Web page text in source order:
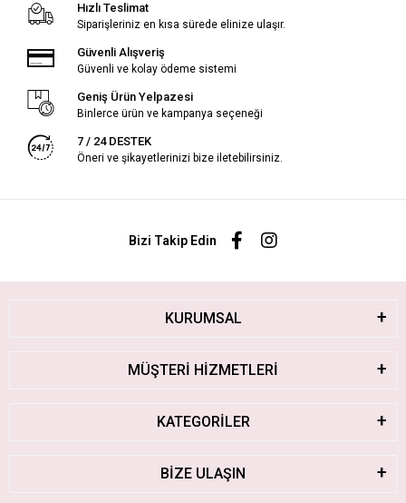
Hızlı Teslimat
Siparişleriniz en kısa sürede elinize ulaşır.
Güvenli Alışveriş
Güvenli ve kolay ödeme sistemi
Geniş Ürün Yelpazesi
Binlerce ürün ve kampanya seçeneği
7 / 24 DESTEK
Öneri ve şikayetlerinizi bize iletebilirsiniz.
Bizi Takip Edin
KURUMSAL
MÜŞTERİ HİZMETLERİ
KATEGORİLER
BİZE ULAŞIN